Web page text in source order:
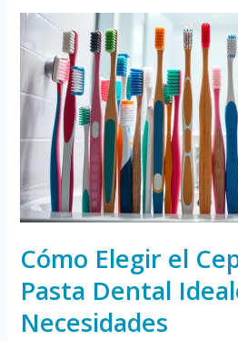
Cómo Elegir el
Pasta Dental
Necesidades
Cómo
Elegir
el
Cepillo
y
la
Pasta
Dental
Ideales
para
tus
Necesidades